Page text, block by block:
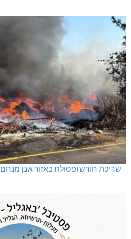
שריפת חורש ופסולת באזור אבן מנחם